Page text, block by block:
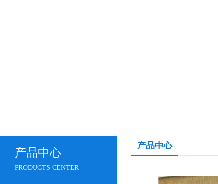
产品中心
PRODUCTS CENTER
产品中心